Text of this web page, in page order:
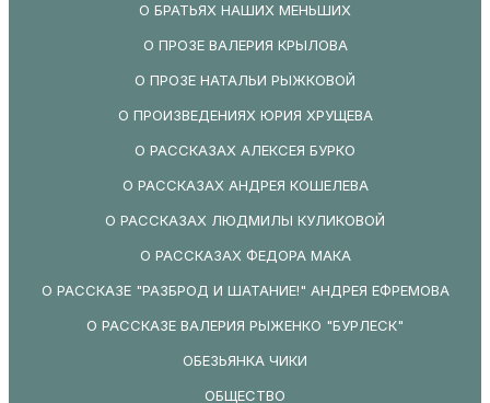
О БРАТЬЯХ НАШИХ МЕНЬШИХ
О ПРОЗЕ ВАЛЕРИЯ КРЫЛОВА
О ПРОЗЕ НАТАЛЬИ РЫЖКОВОЙ
О ПРОИЗВЕДЕНИЯХ ЮРИЯ ХРУЩЕВА
О РАССКАЗАХ АЛЕКСЕЯ БУРКО
О РАССКАЗАХ АНДРЕЯ КОШЕЛЕВА
О РАССКАЗАХ ЛЮДМИЛЫ КУЛИКОВОЙ
О РАССКАЗАХ ФЕДОРА МАКА
О РАССКАЗЕ "РАЗБРОД И ШАТАНИЕ!" АНДРЕЯ ЕФРЕМОВА
О РАССКАЗЕ ВАЛЕРИЯ РЫЖЕНКО "БУРЛЕСК"
ОБЕЗЬЯНКА ЧИКИ
ОБЩЕСТВО